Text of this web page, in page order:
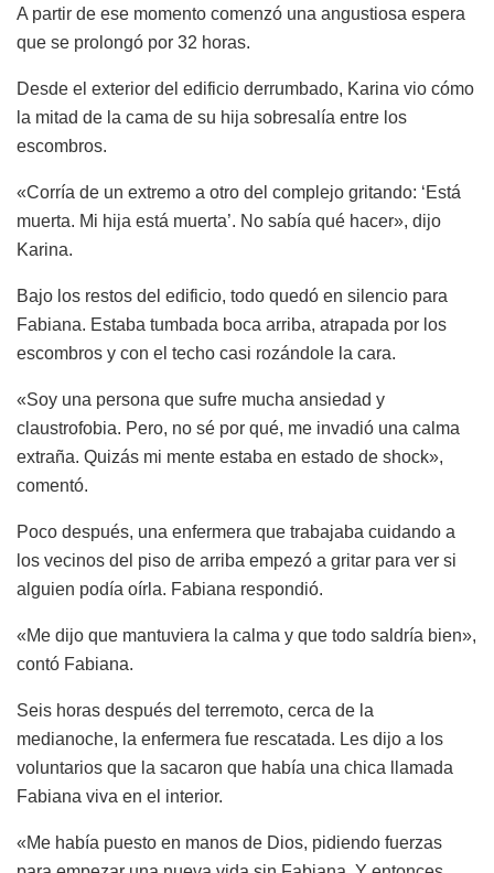
A partir de ese momento comenzó una angustiosa espera
que se prolongó por 32 horas.
Desde el exterior del edificio derrumbado, Karina vio cómo
la mitad de la cama de su hija sobresalía entre los
escombros.
«Corría de un extremo a otro del complejo gritando: ‘Está
muerta. Mi hija está muerta’. No sabía qué hacer», dijo
Karina.
Bajo los restos del edificio, todo quedó en silencio para
Fabiana. Estaba tumbada boca arriba, atrapada por los
escombros y con el techo casi rozándole la cara.
«Soy una persona que sufre mucha ansiedad y
claustrofobia. Pero, no sé por qué, me invadió una calma
extraña. Quizás mi mente estaba en estado de shock»,
comentó.
Poco después, una enfermera que trabajaba cuidando a
los vecinos del piso de arriba empezó a gritar para ver si
alguien podía oírla. Fabiana respondió.
«Me dijo que mantuviera la calma y que todo saldría bien»,
contó Fabiana.
Seis horas después del terremoto, cerca de la
medianoche, la enfermera fue rescatada. Les dijo a los
voluntarios que la sacaron que había una chica llamada
Fabiana viva en el interior.
«Me había puesto en manos de Dios, pidiendo fuerzas